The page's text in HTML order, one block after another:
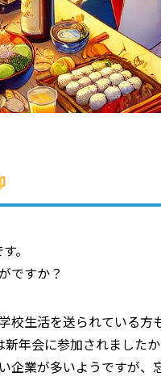
。
ですか？
生活を送られている方
年会に参加されましたか
企業が多いようですが